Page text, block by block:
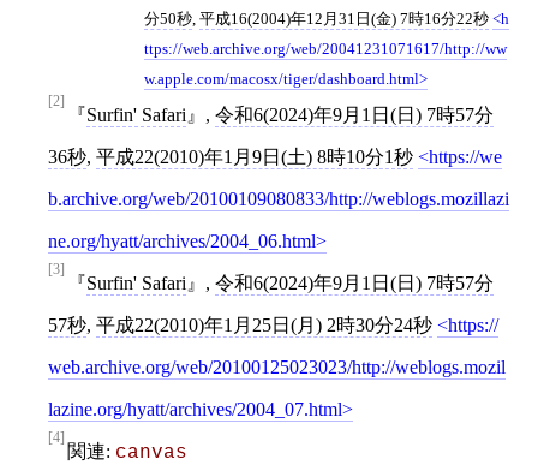
分50秒 平成16(2004)年12月31日(金) 7時16分22秒
h
ttps://web.archive.org/web/20041231071617/http://ww
w.apple.com/macosx/tiger/dashboard.html
[2]
Surfin' Safari , 令和6(2024)年9月1日(日) 7時57分
36秒, 平成22(2010)年1月9日(土) 8時10分1秒 https://we
b.archive.org/web/20100109080833/http://weblogs.mozillazi
ne.org/hyatt/archives/2004_06.html
[3]
Surfin' Safari , 令和6(2024)年9月1日(日) 7時57分
57秒, 平成22(2010)年1月25日(月) 2時30分24秒 https://
web.archive.org/web/20100125023023/http://weblogs.mozil
lazine.org/hyatt/archives/2004_07.html
[4]
関連: canvas